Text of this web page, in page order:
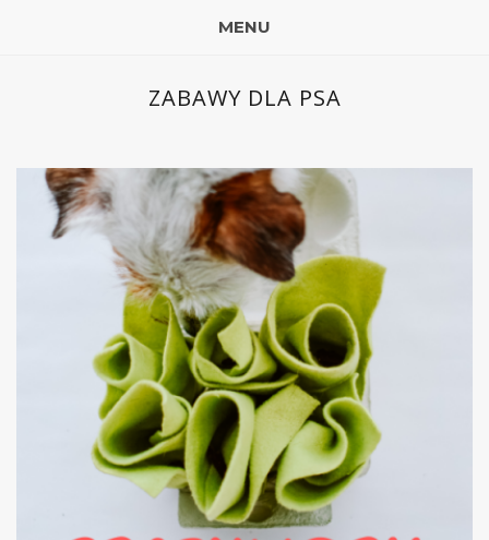
MENU
ZABAWY DLA PSA